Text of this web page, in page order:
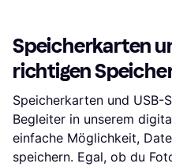
Speicherkarten
richtigen
Speicherkarten und USB-
Begleiter in unserem
einfache Möglichkeit,
speichern. Egal, ob du